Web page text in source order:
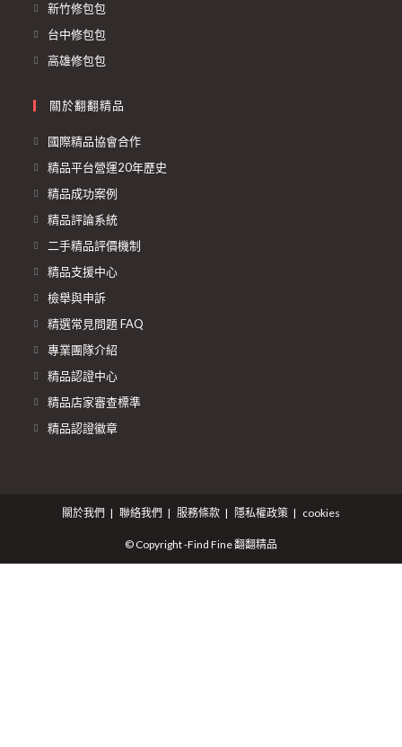
新竹修包包
台中修包包
高雄修包包
關於翻翻精品
國際精品協會合作
精品平台營運20年歷史
精品成功案例
精品評論系統
二手精品評價機制
精品支援中心
檢舉與申訴
精選常見問題 FAQ
專業團隊介紹
精品認證中心
精品店家審查標準
精品認證徽章
關於我們 聯絡我們 服務條款 隱私權政策 cookies
© Copyright -Find Fine 翻翻精品